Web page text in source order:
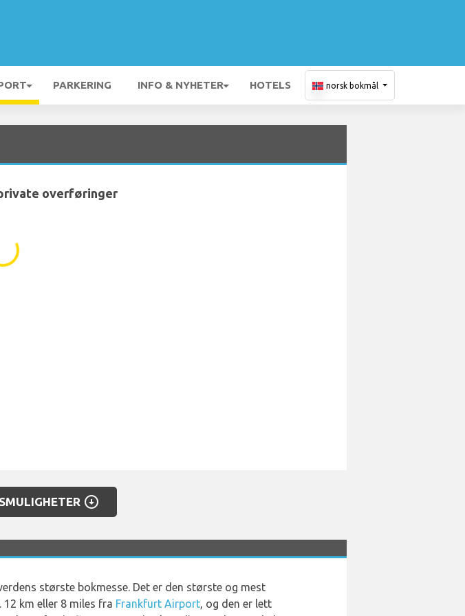
PARKERING INFO & NYHETER HOTELS norsk bokmål
overføringer
arrow_circle_down
største bokmesse. Det er den største og mest
12 km eller 8 miles fra Frankfurt Airport, og den er lett